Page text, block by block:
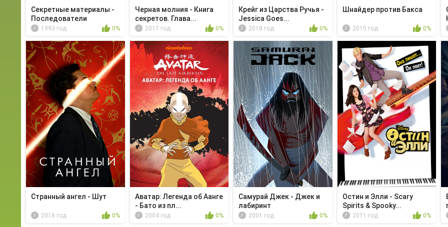
Секретные материалы -
Последователи
1993 год 0%
Черная молния - Книга
секретов. Глава...
2017 год 0%
Крейг из Царства Ручья -
Jessica Goes...
2018 год 0%
Шнайдер против Бакса
2015 год 0%
Странный ангел - Шут
2018 год 0%
Аватар: Легенда об Аанге
- Бато из пл...
2004 год 0%
Самурай Джек - Джек и
лабиринт
2001 год 0%
Остин и Элли - Scary
Spirits & Spooky...
2011 год 0%